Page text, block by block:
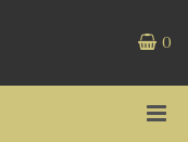
0